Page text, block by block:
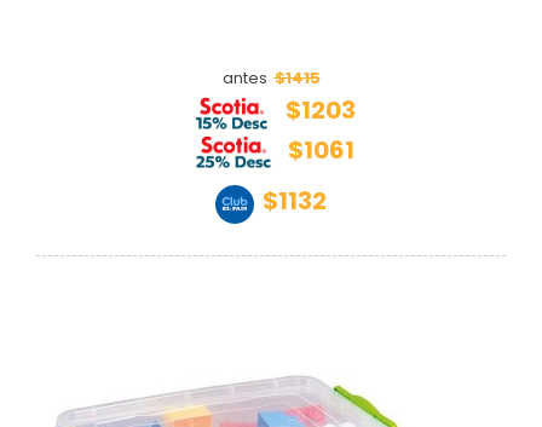
antes $1415
$1203
$1061
$1132